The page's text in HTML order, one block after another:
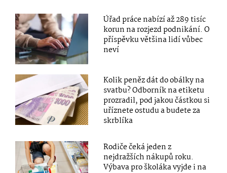
Úřad práce nabízí až 289 tisíc
korun na rozjezd podnikání. O
příspěvku většina lidí vůbec
neví
Kolik peněz dát do obálky na
svatbu? Odborník na etiketu
prozradil, pod jakou částkou si
uříznete ostudu a budete za
skrblíka
Rodiče čeká jeden z
nejdražších nákupů roku.
Výbava pro školáka vyjde i na